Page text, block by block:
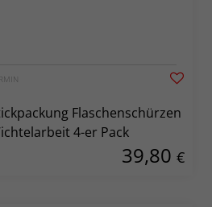
Flaschenschürzen
4-er Pack
39,80 €